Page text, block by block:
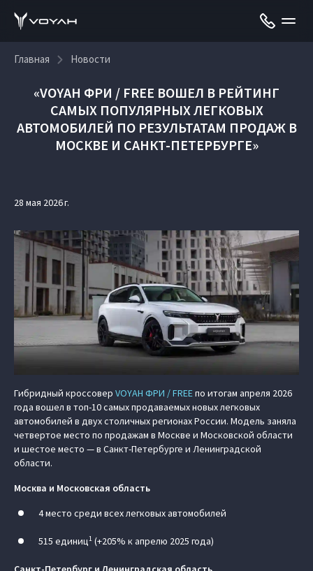
Главная Новости
«VOYAH ФРИ / FREE ВОШЕЛ В РЕЙТИНГ
САМЫХ ПОПУЛЯРНЫХ ЛЕГКОВЫХ
АВТОМОБИЛЕЙ ПО РЕЗУЛЬТАТАМ ПРОДАЖ В
МОСКВЕ И САНКТ-ПЕТЕРБУРГЕ»
28 мая 2026 г.
Гибридный кроссовер VOYAH ФРИ / FREEпо итогам апреля 2026
года вошел в топ-10 самых продаваемых новых легковых
автомобилей в двух столичных регионах России. Модель заняла
четвертое место по продажам в Москве и Московской области
и шестое место — в Санкт-Петербурге и Ленинградской
области.
Москва и Московская область
4 место среди всех легковых автомобилей
515 единиц1 (+205% к апрелю 2025 года)